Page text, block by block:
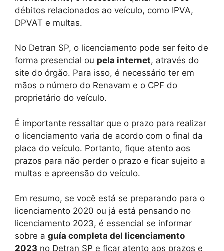
débitos relacionados ao veículo, como IPVA,
DPVAT e multas.
No Detran SP, o licenciamento pode ser feito de
forma presencial ou pela internet, através do
site do órgão. Para isso, é necessário ter em
mãos o número do Renavam e o CPF do
proprietário do veículo.
É importante ressaltar que o prazo para realizar
o licenciamento varia de acordo com o final da
placa do veículo. Portanto, fique atento aos
prazos para não perder o prazo e ficar sujeito a
multas e apreensão do veículo.
Em resumo, se você está se preparando para o
licenciamento 2020 ou já está pensando no
licenciamento 2023, é essencial se informar
sobre a guía completa del licenciamento
2023 no Detran SP e ficar atento aos prazos e